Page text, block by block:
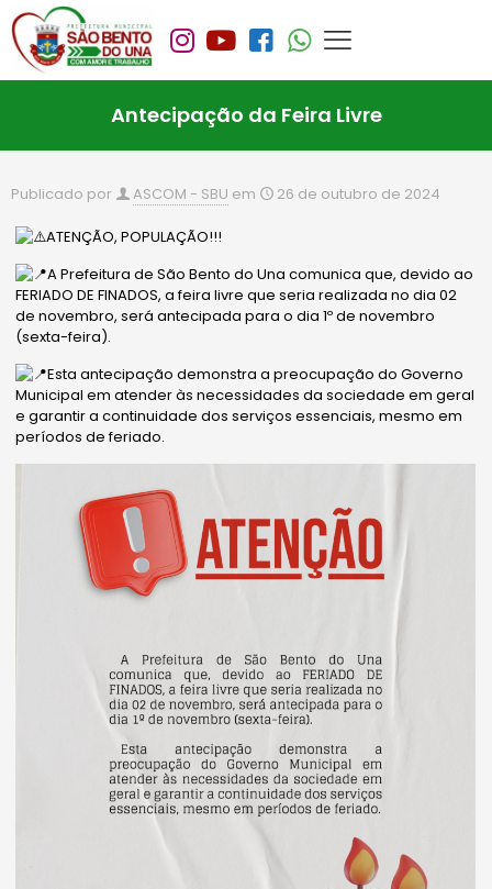
Antecipação da Feira Livre
Publicado por ASCOM - SBU em 26 de outubro de 2024
ATENÇÃO, POPULAÇÃO!!!
A Prefeitura de São Bento do Una comunica que, devido ao
FERIADO DE FINADOS, a feira livre que seria realizada no dia 02
de novembro, será antecipada para o dia 1º de novembro
(sexta-feira).
Esta antecipação demonstra a preocupação do Governo
Municipal em atender às necessidades da sociedade em geral
e garantir a continuidade dos serviços essenciais, mesmo em
períodos de feriado.